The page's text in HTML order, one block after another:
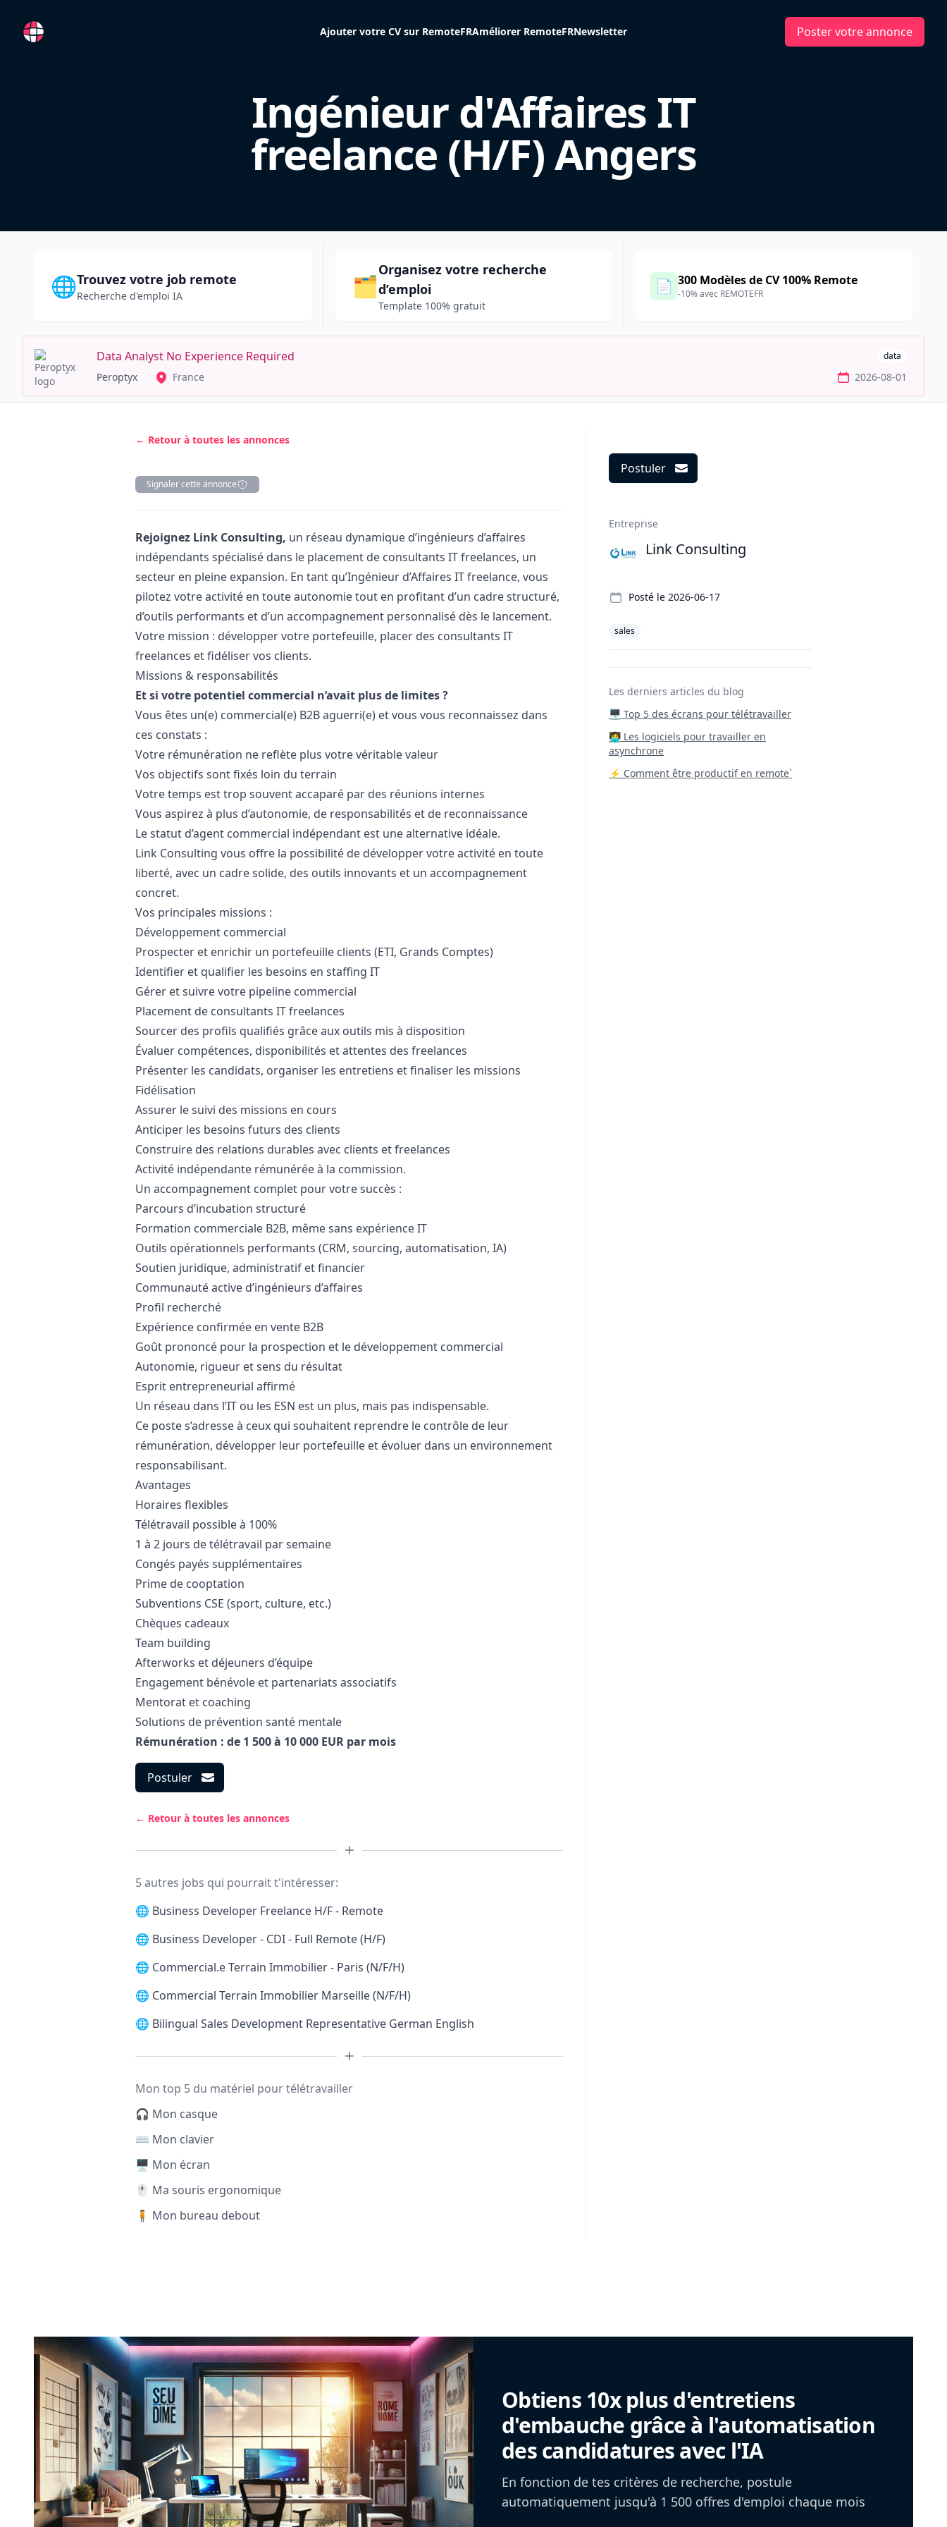
RemoteFR Ajouter votre CV sur RemoteFRAméliorer RemoteFRNewsletter Poster votre annonce
Ingénieur d'Affaires IT
freelance (H/F) Angers
🌐Trouvez votre job remote
Recherche d'emploi IA 🗂️
Organisez votre recherche
d’emploi
Template 100% gratuit
📄 300 Modèles de CV 100% Remote
-10% avec REMOTEFR
Data Analyst No Experience Required data
Peroptyx France 2026-08-01
← Retour à toutes les annonces
Signaler cette annonce
Description
Rejoignez Link Consulting, un réseau dynamique d’ingénieurs d’affaires
indépendants spécialisé dans le placement de consultants IT freelances, un
secteur en pleine expansion. En tant qu’Ingénieur d’Affaires IT freelance, vous
pilotez votre activité en toute autonomie tout en profitant d’un cadre structuré,
d’outils performants et d’un accompagnement personnalisé dès le lancement.
Votre mission : développer votre portefeuille, placer des consultants IT
freelances et fidéliser vos clients.
Missions & responsabilités
Et si votre potentiel commercial n’avait plus de limites ?
Vous êtes un(e) commercial(e) B2B aguerri(e) et vous vous reconnaissez dans
ces constats :
Votre rémunération ne reflète plus votre véritable valeur
Vos objectifs sont fixés loin du terrain
Votre temps est trop souvent accaparé par des réunions internes
Vous aspirez à plus d’autonomie, de responsabilités et de reconnaissance
Le statut d’agent commercial indépendant est une alternative idéale.
Link Consulting vous offre la possibilité de développer votre activité en toute
liberté, avec un cadre solide, des outils innovants et un accompagnement
concret.
Vos principales missions :
Développement commercial
Prospecter et enrichir un portefeuille clients (ETI, Grands Comptes)
Identifier et qualifier les besoins en staffing IT
Gérer et suivre votre pipeline commercial
Placement de consultants IT freelances
Sourcer des profils qualifiés grâce aux outils mis à disposition
Évaluer compétences, disponibilités et attentes des freelances
Présenter les candidats, organiser les entretiens et finaliser les missions
Fidélisation
Assurer le suivi des missions en cours
Anticiper les besoins futurs des clients
Construire des relations durables avec clients et freelances
Activité indépendante rémunérée à la commission.
Un accompagnement complet pour votre succès :
Parcours d’incubation structuré
Formation commerciale B2B, même sans expérience IT
Outils opérationnels performants (CRM, sourcing, automatisation, IA)
Soutien juridique, administratif et financier
Communauté active d’ingénieurs d’affaires
Profil recherché
Expérience confirmée en vente B2B
Goût prononcé pour la prospection et le développement commercial
Autonomie, rigueur et sens du résultat
Esprit entrepreneurial affirmé
Un réseau dans l’IT ou les ESN est un plus, mais pas indispensable.
Ce poste s’adresse à ceux qui souhaitent reprendre le contrôle de leur
rémunération, développer leur portefeuille et évoluer dans un environnement
responsabilisant.
Avantages
Horaires flexibles
Télétravail possible à 100%
1 à 2 jours de télétravail par semaine
Congés payés supplémentaires
Prime de cooptation
Subventions CSE (sport, culture, etc.)
Chèques cadeaux
Team building
Afterworks et déjeuners d’équipe
Engagement bénévole et partenariats associatifs
Mentorat et coaching
Solutions de prévention santé mentale
Rémunération : de 1 500 à 10 000 EUR par mois
Postuler
← Retour à toutes les annonces
5 autres jobs qui pourrait t'intéresser:
🌐 Business Developer Freelance H/F - Remote
🌐 Business Developer - CDI - Full Remote (H/F)
🌐 Commercial.e Terrain Immobilier - Paris (N/F/H)
🌐 Commercial Terrain Immobilier Marseille (N/F/H)
🌐 Bilingual Sales Development Representative German English
Mon top 5 du matériel pour télétravailler
🎧 Mon casque
⌨️ Mon clavier
🖥️ Mon écran
🖱️ Ma souris ergonomique
🧍 Mon bureau debout
Postuler
Entreprise
Link Consulting
Posté le 2026-06-17
sales
Les derniers articles du blog
🖥️ Top 5 des écrans pour télétravailler
‍🧑‍💻 Les logiciels pour travailler en
asynchrone
⚡ Comment être productif en remote`
Obtiens 10x plus d'entretiens
d'embauche grâce à l'automatisation
des candidatures avec l'IA
En fonction de tes critères de recherche, postule
automatiquement jusqu'à 1 500 offres d'emploi chaque mois